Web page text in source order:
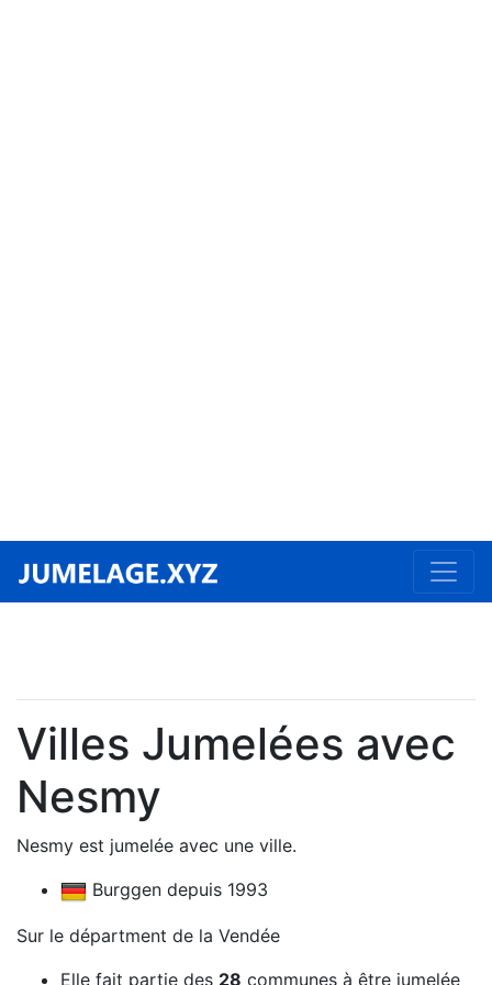
Villes Jumelées avec
Nesmy
Nesmy est jumelée avec une ville.
Burggen depuis 1993
Sur le départment de la Vendée
Elle fait partie des 28 communes à être jumelée